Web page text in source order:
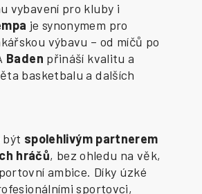
vybavení pro kluby i
je synonymem pro
výbavu – od míčů po
Baden přináší kvalitu a
basketbalu a dalších
být spolehlivým partnerem
hráčů, bez ohledu na věk,
ambice. Díky úzké
sportovci,